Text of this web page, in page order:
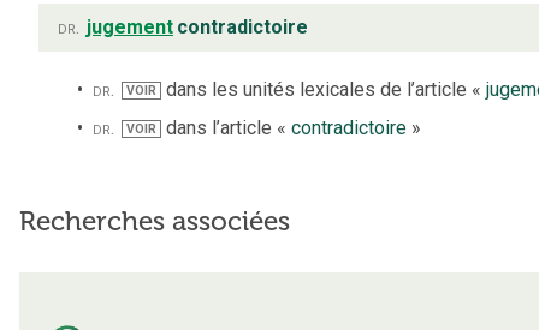
dr. jugement contradictoire
dr. VOIR dans les unités lexicales de l’article «
dr.
VOIR dans l’article « contradictoire»
Recherches associées